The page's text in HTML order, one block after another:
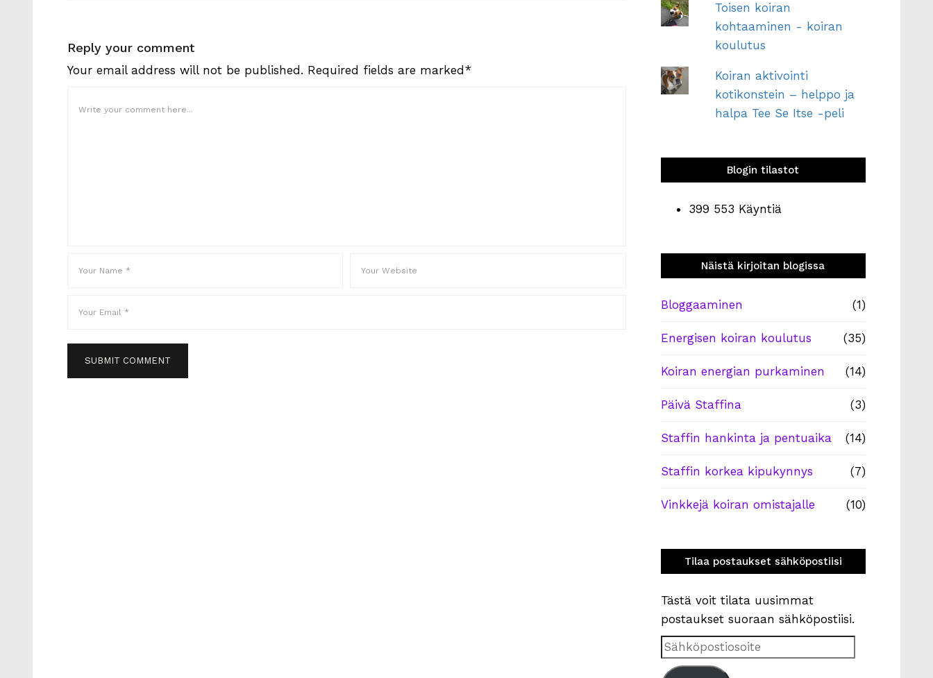
Reply your comment
Your email address will not be published. Required fields are marked*
Toisen koiran
kohtaaminen - koiran
koulutus
Koiran aktivointi
kotikonstein – helppo ja
halpa Tee Se Itse -peli
Blogin tilastot
399 553 Käyntiä
Näistä kirjoitan blogissa
Bloggaaminen (1)
Energisen koiran koulutus (35)
Koiran energian purkaminen (14)
Päivä Staffina (3)
Staffin hankinta ja pentuaika (14)
Staffin korkea kipukynnys (7)
Vinkkejä koiran omistajalle (10)
Tilaa postaukset sähköpostiisi
Tästä voit tilata uusimmat
postaukset suoraan sähköpostiisi.
Sähköpostiosoite